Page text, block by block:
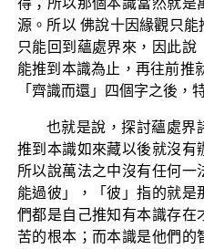
源。所以 佛說十因緣觀只
只能回到蘊處界來，因此說
能推到本識為止，再往前推
「齊識而還」四個字之後，
也就是說，探討蘊處界
推到本識如來藏以後就沒有
所以說萬法之中沒有任何一
能過彼」，「彼」指的就是
們都是自己推知有本識存在
苦的根本；而本識是他們的